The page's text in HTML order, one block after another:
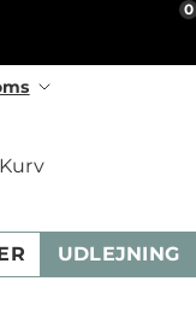
Kurv
0
UDLEJNING